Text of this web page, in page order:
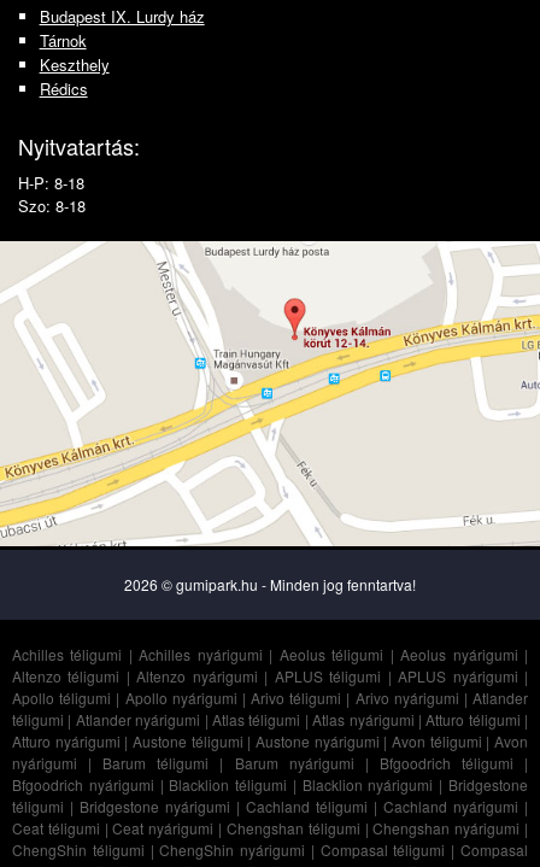
Budapest IX. Lurdy ház
Tárnok
Keszthely
Rédics
Nyitvatartás:
H-P: 8-18
Szo: 8-18
2026 © gumipark.hu - Minden jog fenntartva!
Achilles téligumi |Achilles nyárigumi | Aeolus téligumi |Aeolus nyárigumi |
Altenzo téligumi |Altenzo nyárigumi | APLUS téligumi |APLUS nyárigumi |
Apollo téligumi | Apollo nyárigumi |Arivo téligumi | Arivo nyárigumi |Atlander
téligumi | Atlander nyárigumi | Atlas téligumi |Atlas nyárigumi |Atturo téligumi |
Atturo nyárigumi |Austone téligumi |Austone nyárigumi |Avon téligumi |Avon
nyárigumi | Barum téligumi | Barum nyárigumi | Bfgoodrich téligumi |
Bfgoodrich nyárigumi | Blacklion téligumi | Blacklion nyárigumi | Bridgestone
téligumi | Bridgestone nyárigumi | Cachland téligumi | Cachland nyárigumi |
Ceat téligumi |Ceat nyárigumi | Chengshan téligumi |Chengshan nyárigumi |
ChengShin téligumi |ChengShin nyárigumi | Compasal téligumi |Compasal